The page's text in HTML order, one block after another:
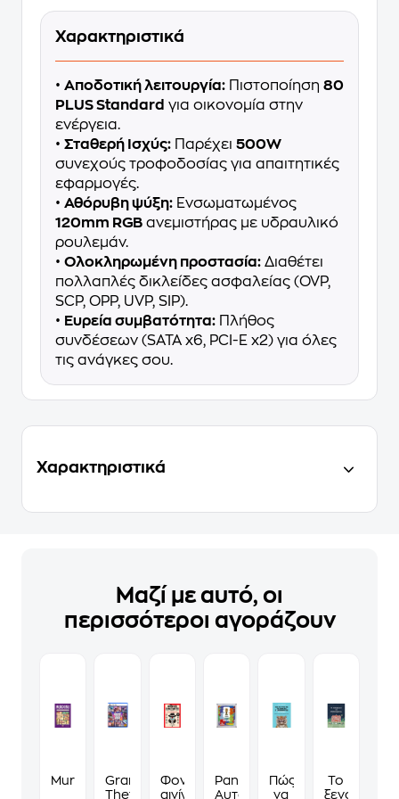
Χαρακτηριστικά
• Αποδοτική λειτουργία: Πιστοποίηση 80
PLUS Standard για οικονομία στην
ενέργεια.
• Σταθερή Ισχύς: Παρέχει 500W
συνεχούς τροφοδοσίας για απαιτητικές
εφαρμογές.
• Αθόρυβη ψύξη: Ενσωματωμένος
120mm RGB ανεμιστήρας με υδραυλικό
ρουλεμάν.
• Ολοκληρωμένη προστασία: Διαθέτει
πολλαπλές δικλείδες ασφαλείας (OVP,
SCP, OPP, UVP, SIP).
• Ευρεία συμβατότητα: Πλήθος
συνδέσεων (SATA x6, PCI-E x2) για όλες
τις ανάγκες σου.
Χαρακτηριστικά
Μαζί με αυτό, οι
περισσότεροι αγοράζουν
MurdokuGrand
Theft
Φονικά
αινίγματα
Panini
Αυτοκόλλητα
Πώς
να
Το
ξενοδοχείο